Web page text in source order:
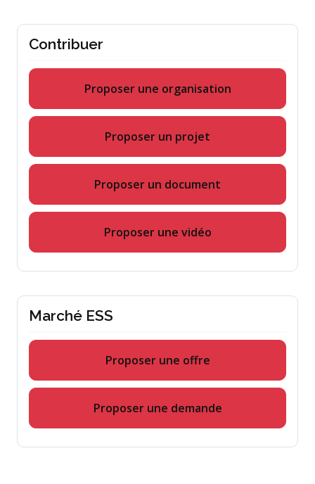
Contribuer
Proposer une organisation
Proposer un projet
Proposer un document
Proposer une vidéo
Marché ESS
Proposer une offre
Proposer une demande